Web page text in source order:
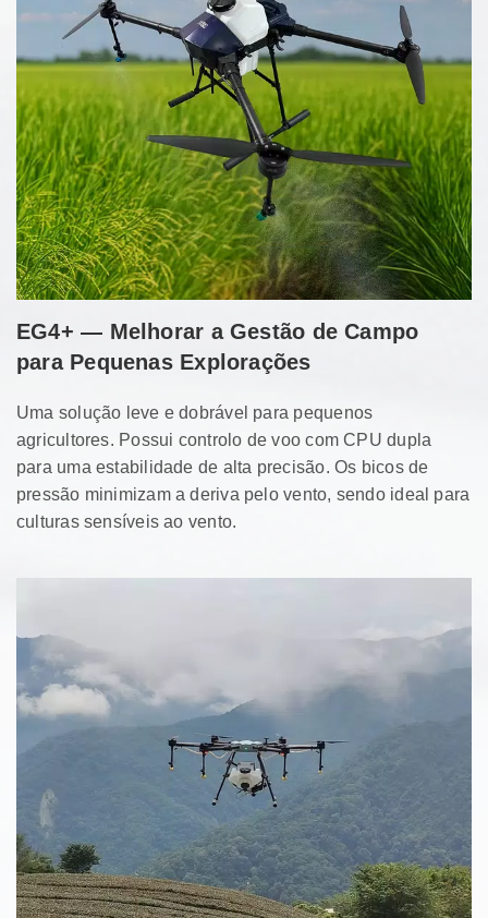
EG4+ — Melhorar a Gestão de Campo
para Pequenas Explorações
Uma solução leve e dobrável para pequenos
agricultores. Possui controlo de voo com CPU dupla
para uma estabilidade de alta precisão. Os bicos de
pressão minimizam a deriva pelo vento, sendo ideal para
culturas sensíveis ao vento.